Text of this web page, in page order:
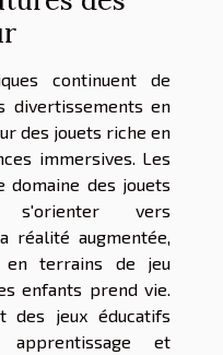
continuent de
divertissements en
des jouets riche en
immersives. Les
domaine des jouets
s'orienter vers
réalité augmentée,
en terrains de jeu
enfants prend vie.
des jeux éducatifs
et